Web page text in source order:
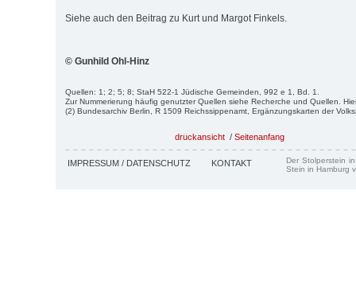
Siehe auch den Beitrag zu Kurt und Margot Finkels.
© Gunhild Ohl-Hinz
Quellen: 1; 2; 5; 8; StaH 522-1 Jüdische Gemeinden, 992 e 1, Bd. 1.
Zur Nummerierung häufig genutzter Quellen siehe Recherche und Quellen.
(2) Bundesarchiv Berlin, R 1509 Reichssippenamt, Ergänzungskarten der
druckansicht / Seitenanfang
IMPRESSUM / DATENSCHUTZ KONTAKT
Der Stolperstein
Stein in Hamburg